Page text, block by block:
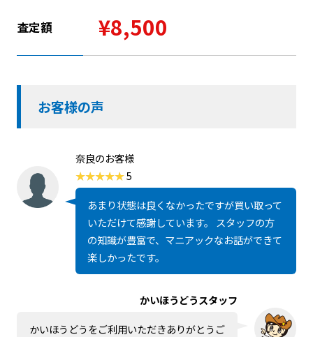
査定額 ¥8,500
お客様の声
奈良のお客様
5
あまり状態は良くなかったですが買い取って
いただけて感謝しています。 スタッフの方
の知識が豊富で、マニアックなお話ができて
楽しかったです。
かいほうどうスタッフ
かいほうどうをご利用いただきありがとうご